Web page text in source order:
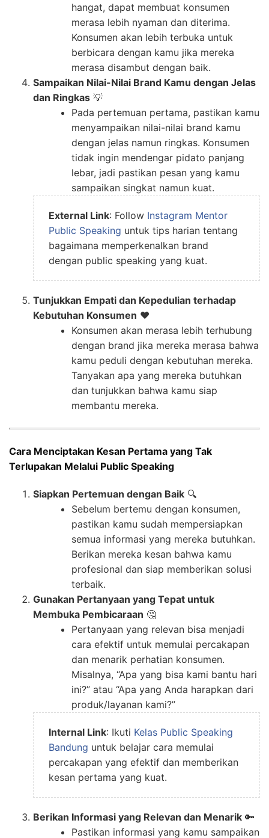
hangat, dapat membuat konsumen
merasa lebih nyaman dan diterima.
Konsumen akan lebih terbuka untuk
berbicara dengan kamu jika mereka
merasa disambut dengan baik.
Sampaikan Nilai-Nilai Brand Kamu dengan Jelas
dan Ringkas 💡
Pada pertemuan pertama, pastikan kamu
menyampaikan nilai-nilai brand kamu
dengan jelas namun ringkas. Konsumen
tidak ingin mendengar pidato panjang
lebar, jadi pastikan pesan yang kamu
sampaikan singkat namun kuat.
External Link: Follow Instagram Mentor
Public Speaking untuk tips harian tentang
bagaimana memperkenalkan brand
dengan public speaking yang kuat.
Tunjukkan Empati dan Kepedulian terhadap
Kebutuhan Konsumen ❤️
Konsumen akan merasa lebih terhubung
dengan brand jika mereka merasa bahwa
kamu peduli dengan kebutuhan mereka.
Tanyakan apa yang mereka butuhkan
dan tunjukkan bahwa kamu siap
membantu mereka.
Cara Menciptakan Kesan Pertama yang Tak
Terlupakan Melalui Public Speaking
Siapkan Pertemuan dengan Baik 🔍
Sebelum bertemu dengan konsumen,
pastikan kamu sudah mempersiapkan
semua informasi yang mereka butuhkan.
Berikan mereka kesan bahwa kamu
profesional dan siap memberikan solusi
terbaik.
Gunakan Pertanyaan yang Tepat untuk
Membuka Pembicaraan 🤔
Pertanyaan yang relevan bisa menjadi
cara efektif untuk memulai percakapan
dan menarik perhatian konsumen.
Misalnya, “Apa yang bisa kami bantu hari
ini?” atau “Apa yang Anda harapkan dari
produk/layanan kami?”
Internal Link: Ikuti Kelas Public Speaking
Bandung untuk belajar cara memulai
percakapan yang efektif dan memberikan
kesan pertama yang kuat.
Berikan Informasi yang Relevan dan Menarik 🔑
Pastikan informasi yang kamu sampaikan